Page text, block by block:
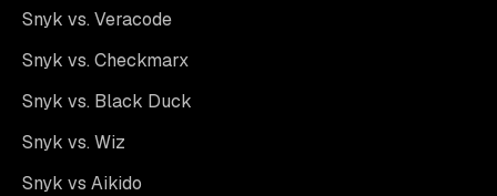
Snyk vs. Veracode
Snyk vs. Checkmarx
Snyk vs. Black Duck
Snyk vs. Wiz
Snyk vs Aikido